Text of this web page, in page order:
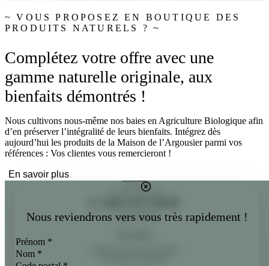
~ VOUS PROPOSEZ EN BOUTIQUE DES
PRODUITS NATURELS ? ~
Complétez votre offre avec une
gamme naturelle originale, aux
bienfaits démontrés !
Nous cultivons nous-même nos baies en Agriculture Biologique afin
d’en préserver l’intégralité de leurs bienfaits. Intégrez dès
aujourd’hui les produits de la Maison de l’Argousier parmi vos
références : Vos clientes vous remercieront !
En savoir plus
Nous reviendrons vers vous très rapidement !